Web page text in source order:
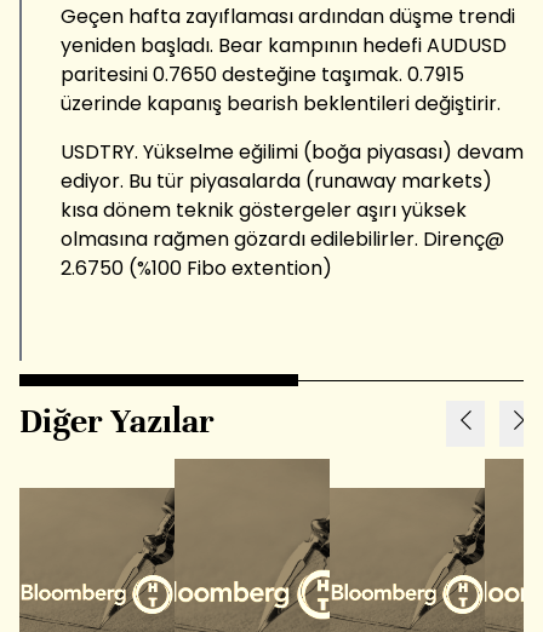
Geçen hafta zayıflaması ardından düşme trendi
yeniden başladı. Bear kampının hedefi AUDUSD
paritesini 0.7650 desteğine taşımak. 0.7915
üzerinde kapanış bearish beklentileri değiştirir.
USDTRY. Yükselme eğilimi (boğa piyasası) devam
ediyor. Bu tür piyasalarda (runaway markets)
kısa dönem teknik göstergeler aşırı yüksek
olmasına rağmen gözardı edilebilirler. Direnç@
2.6750 (%100 Fibo extention)
Diğer Yazılar